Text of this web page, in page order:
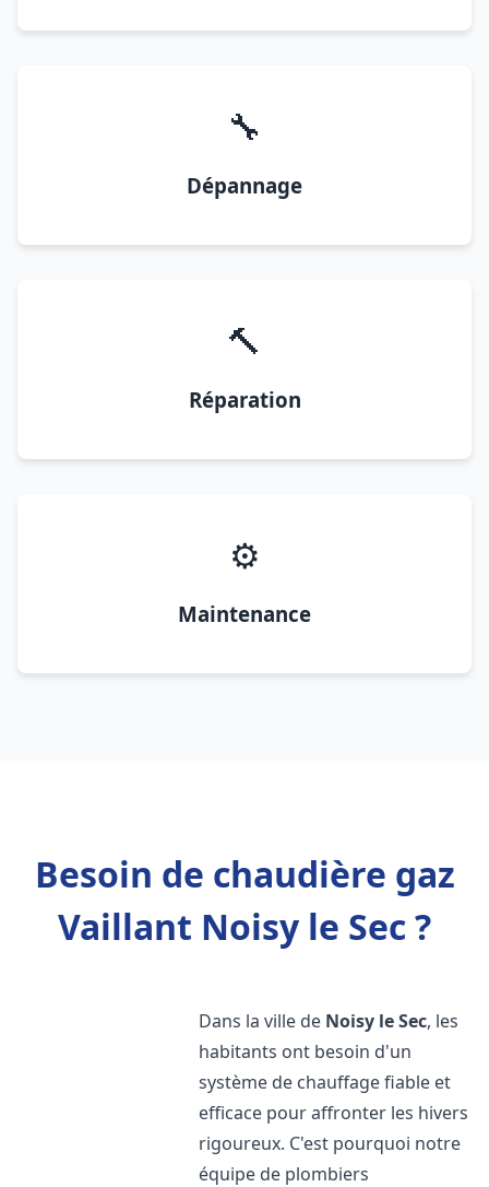
🔧
Dépannage
🔨
Réparation
⚙️
Maintenance
Besoin de chaudière gaz
Vaillant Noisy le Sec ?
Dans la ville de Noisy le Sec, les
habitants ont besoin d'un
système de chauffage fiable et
efficace pour affronter les hivers
rigoureux. C'est pourquoi notre
équipe de plombiers